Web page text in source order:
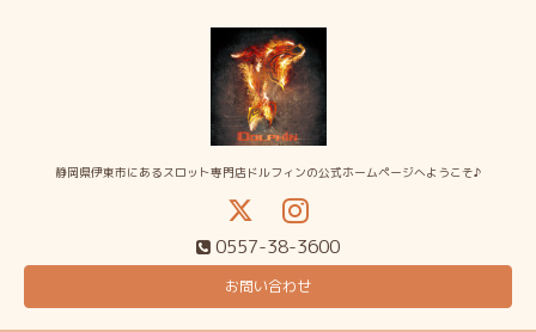
静岡県伊東市にあるスロット専門店ドルフィンの公式ホームページへようこそ♪
0557-38-3600
お問い合わせ